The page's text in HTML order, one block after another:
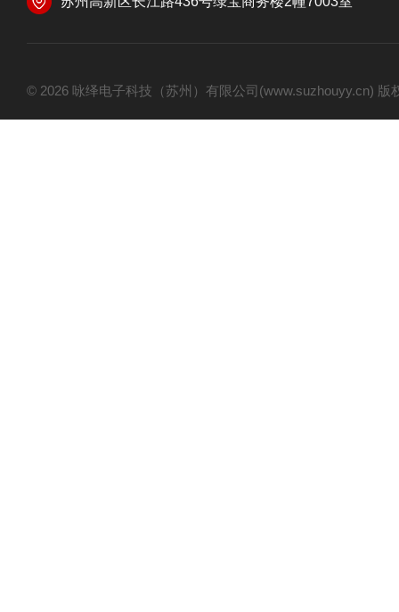
© 2026 咏绎电子科技（苏州）有限公司(www.suzhouyy.cn)